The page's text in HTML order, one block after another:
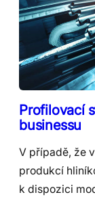
Profilovací
businessu
V případě, že
produkcí
k dispozici